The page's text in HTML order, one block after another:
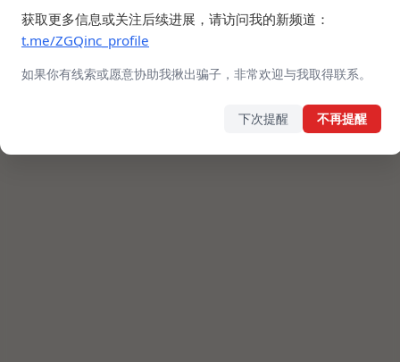
获取更多信息或关注后续进展，请访问我的新频道：
t.me/ZGQinc_profile
如果你有线索或愿意协助我揪出骗子，非常欢迎与我取得联系。
下次提醒 不再提醒